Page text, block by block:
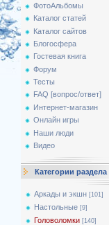
ФотоАльбомы
Каталог статей
Каталог сайтов
Блогосфера
Гостевая книга
Форум
Тесты
FAQ [вопрос/ответ]
Интернет-магазин
Онлайн игры
Наши люди
Видео
Категории раздела
Аркады и экшн [101]
Настольные [9]
Головоломки [140]